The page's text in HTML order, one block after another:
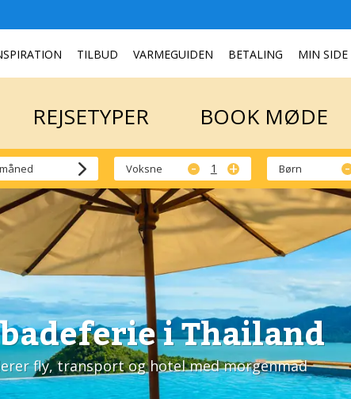
TILBUD VARMEGUIDEN BETALING MIN SIDE
REJSETYPER BOOK MØDE
REJSETYPER BOOK MØDE
Voksne - + Børn -
i Thailand
fly, transport og hotel med morgenmad